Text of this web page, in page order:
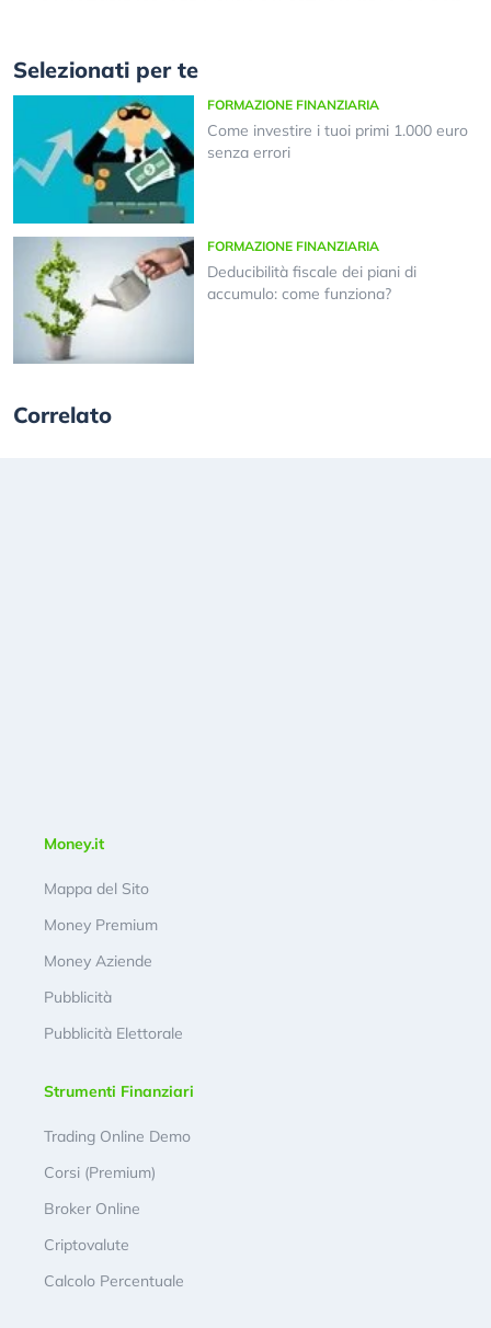
Selezionati per te
FORMAZIONE FINANZIARIA
Come investire i tuoi primi 1.000 euro
senza errori
FORMAZIONE FINANZIARIA
Deducibilità fiscale dei piani di
accumulo: come funziona?
Correlato
Money.it
Mappa del Sito
Money Premium
Money Aziende
Pubblicità
Pubblicità Elettorale
Strumenti Finanziari
Trading Online Demo
Corsi (Premium)
Broker Online
Criptovalute
Calcolo Percentuale